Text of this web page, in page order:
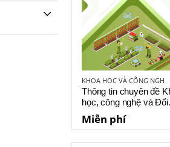
KHOA HỌC VÀ CÔNG NGHỆ VIỆT NAM
Thông tin chuyên đề
học, công nghệ và Đổi
mới sáng tạo số 3-2023
Miễn phí